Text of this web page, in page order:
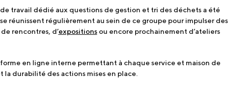
travail dédié aux questions de gestion et tri des déchets a été
réunissent régulièrement au sein de ce groupe pour impulser des
rencontres, d’expositionsou encore prochainement d’ateliers
en ligne interne permettant à chaque service et maison de
la durabilité des actions mises en place.